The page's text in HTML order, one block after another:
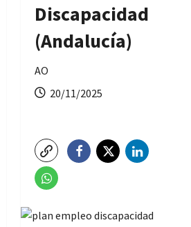
Discapacidad
(Andalucía)
AO
20/11/2025